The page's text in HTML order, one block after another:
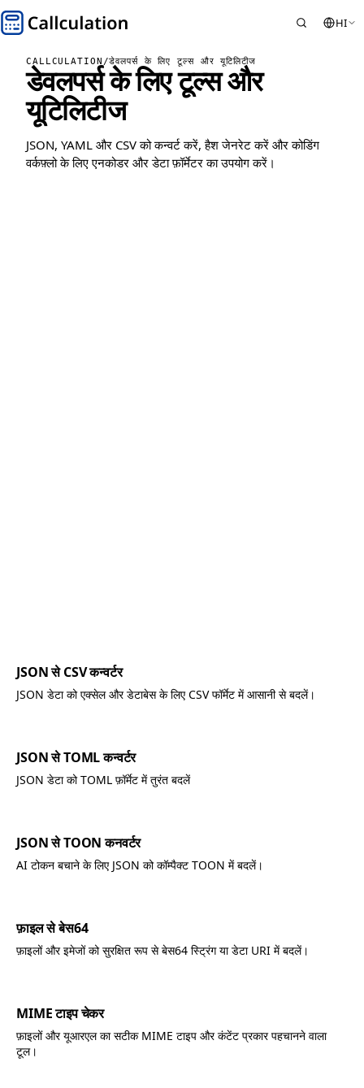
HI
CALLCULATION /डेवलपर्स के लिए टूल्स और यूटिलिटीज
डेवलपर्स के लिए टूल्स और
यूटिलिटीज
JSON, YAML और CSV को कन्वर्ट करें, हैश जेनरेट करें और कोडिंग
वर्कफ़्लो के लिए एनकोडर और डेटा फ़ॉर्मेटर का उपयोग करें।
JSON से CSV कन्वर्टर
JSON डेटा को एक्सेल और डेटाबेस के लिए CSV फॉर्मेट में आसानी से बदलें।
JSON से TOML कन्वर्टर
JSON डेटा को TOML फ़ॉर्मेट में तुरंत बदलें
JSON से TOON कनवर्टर
AI टोकन बचाने के लिए JSON को कॉम्पैक्ट TOON में बदलें।
फ़ाइल से बेस64
फ़ाइलों और इमेजों को सुरक्षित रूप से बेस64 स्ट्रिंग या डेटा URI में बदलें।
MIME टाइप चेकर
फ़ाइलों और यूआरएल का सटीक MIME टाइप और कंटेंट प्रकार पहचानने वाला
टूल।